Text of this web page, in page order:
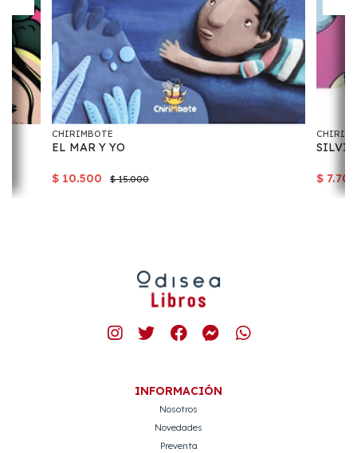
CHIRIMBOTE
EL MAR Y YO
$ 10.500 $ 15.000 $ 7.700
INFORMACIÓN
Nosotros
Novedades
Preventa